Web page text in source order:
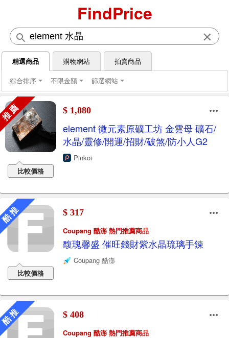
FindPrice
×
精選商品 購物網站
拍賣商品
綜合排序
不限金額 篩選網站
薦
比較價格
$ 1,880
element 微元素原礦工坊 金雲母 礦石/
水晶/靈修/開運/招財/破煞/防小人G2
Pinkoi
推
比較價格
$ 317
Coupang 酷澎 熱門推薦商品
馥瑰馨盛 催旺錢財紫水晶琉璃手鍊
Coupang 酷澎
推 $ 408
Coupang 酷澎 熱門推薦商品